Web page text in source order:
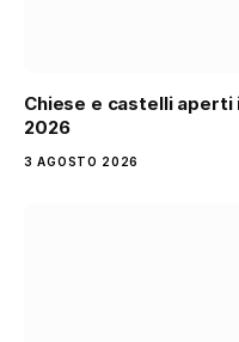
Chiese e castelli aperti
2026
3 AGOSTO 2026